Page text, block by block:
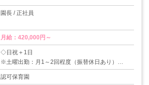
園長 / 正社員
月給：420,000円～
◇日祝＋1日
※土曜出勤：月1～2回程度（振替休日あり）
◇年末年始休暇（6日）
◇有給休暇
認可保育園